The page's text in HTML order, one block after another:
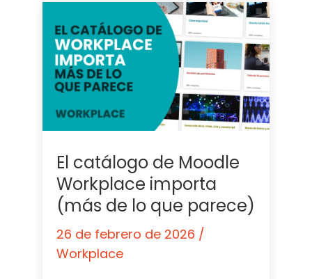
El catálogo de Moodle
Workplace importa
(más de lo que parece)
26 de febrero de 2026 /
Workplace